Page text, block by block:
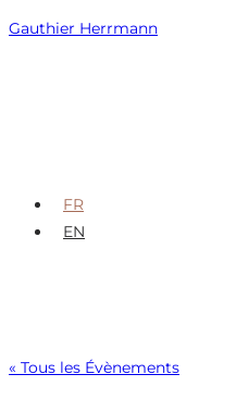
Skip
Gauthier Herrmann
FR
EN
« Tous les Évènements